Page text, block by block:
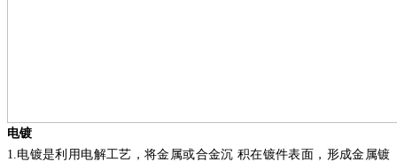
电镀
1. 电镀是利用电解工艺，将金属或合金沉 积在镀件表面，形成金属镀